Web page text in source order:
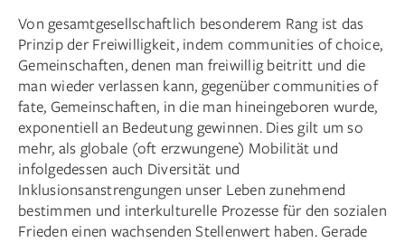
Von gesamtgesellschaftlich besonderem Rang ist das
Prinzip der Freiwilligkeit, indem communities of choice,
Gemeinschaften, denen man freiwillig beitritt und die
man wieder verlassen kann, gegenüber communities of
fate, Gemeinschaften, in die man hineingeboren wurde,
exponentiell an Bedeutung gewinnen. Dies gilt um so
mehr, als globale (oft erzwungene) Mobilität und
infolgedessen auch Diversität und
Inklusionsanstrengungen unser Leben zunehmend
bestimmen und interkulturelle Prozesse für den sozialen
Frieden einen wachsenden Stellenwert haben. Gerade